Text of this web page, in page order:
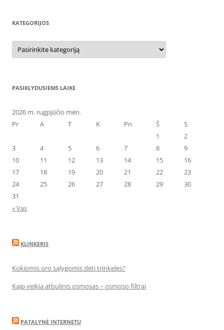
KATEGORIJOS
Kategorijos
PASIKLYDUSIEMS LAIKE
2026 m. rugpjūčio mėn.
Pr
A T K Pn Š
S
1
2
3
4 5 6 7 8
9
10
11 12 13 14 15
16
17
18 19 20 21 22
23
24
25 26 27 28 29
30
31
« Vas
KLINKERIS
Kokiomis oro sąlygomis dėti trinkeles?
Kaip veikia atbulinis osmosas – osmoso filtrai
PATALYNĖ INTERNETU